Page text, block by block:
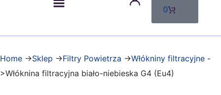
0
Home ->Sklep ->Filtry Powietrza ->Włókniny filtracyjne -
>Włóknina filtracyjna biało-niebieska G4 (Eu4)